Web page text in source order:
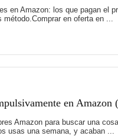
en Amazon: los que pagan el
en oferta en ...
en Amazon
Amazon para buscar una
usas una semana, y acaban ...